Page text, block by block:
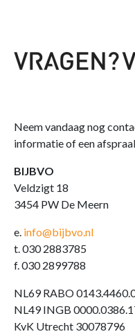
Neem vandaag nog
informatie of een
BIJBVO
Veldzigt 18
3454 PW De Meern
e. info@bijbvo.nl
t. 030 2883785
f. 030 2899788
NL69 RABO
NL49 INGB
KvK Utrecht 30078796